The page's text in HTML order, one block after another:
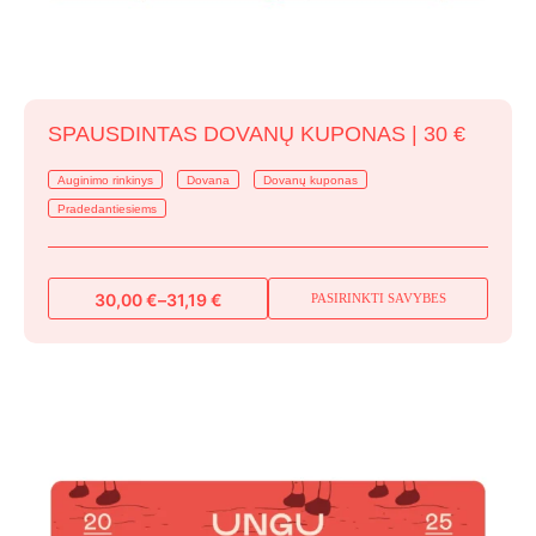
SPAUSDINTAS DOVANŲ KUPONAS | 30 €
Auginimo rinkinys Dovana Dovanų kuponas
Pradedantiesiems
30,00€–31,19€
Price
PASIRINKTI SAVYBES
This
options
may